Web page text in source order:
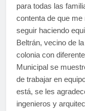
para todas las
contenta de que
seguir haciendo
Beltrán, vecino de
colonia con
Municipal se
de trabajar en
está, se les
ingenieros y